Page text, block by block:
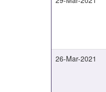
26-Mar-2021